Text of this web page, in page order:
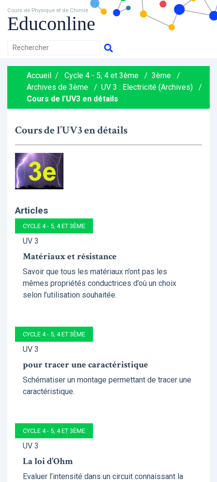
Cours de Physique et de Chimie
Educonline
Accueil / Cycle 4 - 5, 4 et 3ème / 3ème
/
Archives de 3ème
/ UV 3 : Electricité (Archives)
/
Cours de l’UV3 en détails
Cours de l’UV3 en détails
Articles
CYCLE 4 - 5, 4 ET 3ÈME
UV 3
Matériaux et résistance
Savoir que tous les matériaux n’ont pas les
mêmes propriétés conductrices d’où un choix
selon l’utilisation souhaitée.
CYCLE 4 - 5, 4 ET 3ÈME
UV 3
pour tracer une caractéristique
Schématiser un montage permettant de tracer une
caractéristique.
CYCLE 4 - 5, 4 ET 3ÈME
UV 3
La loi d’Ohm
Evaluer l’intensité dans un circuit connaissant la